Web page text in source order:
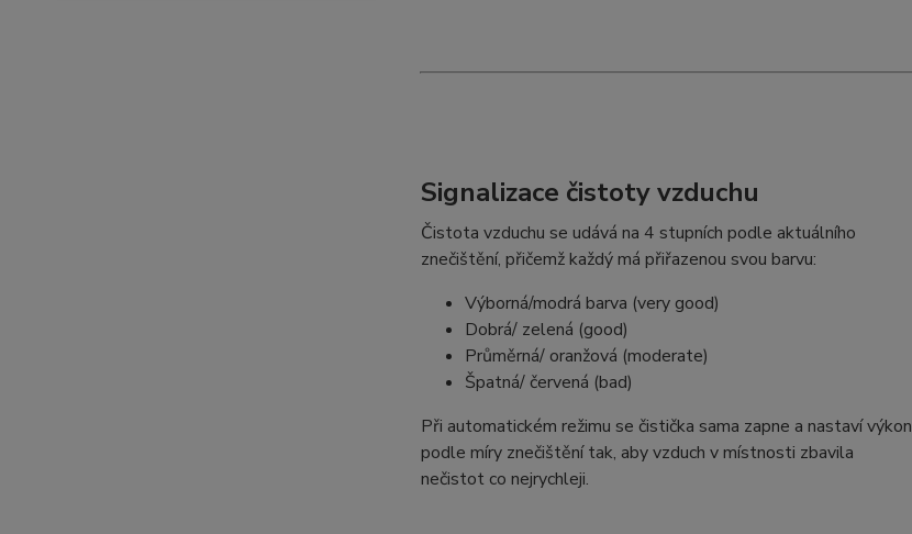
Signalizace čistoty vzduchu
Čistota vzduchu se udává na 4 stupních podle aktuálního
znečištění, přičemž každý má přiřazenou svou barvu:
Výborná/modrá barva (very good)
Dobrá/ zelená (good)
Průměrná/ oranžová (moderate)
Špatná/ červená (bad)
Při automatickém režimu se čistička sama zapne a nastaví výkon
podle míry znečištění tak, aby vzduch v místnosti zbavila
nečistot co nejrychleji.